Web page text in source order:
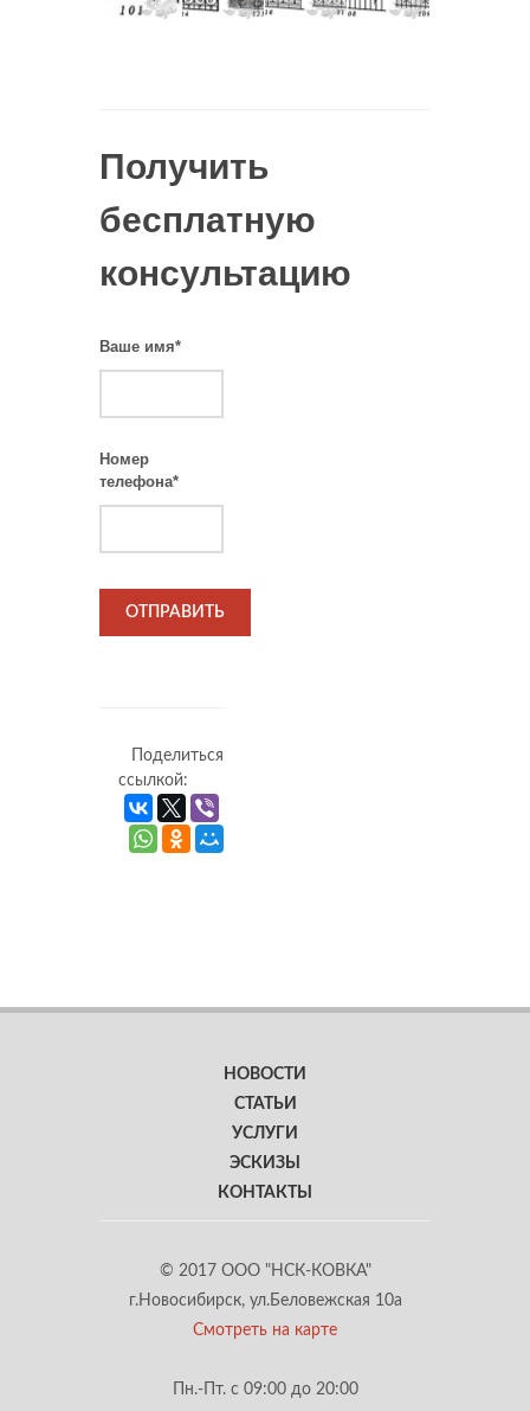
Получить
бесплатную
консультацию
Ваше имя*
Номер
телефона*
Поделиться
ссылкой:
НОВОСТИ
СТАТЬИ
УСЛУГИ
ЭСКИЗЫ
КОНТАКТЫ
© 2017 ООО "НСК-КОВКА"
г.Новосибирск, ул.Беловежская 10а
Смотреть на карте
Пн.-Пт. с 09:00 до 20:00